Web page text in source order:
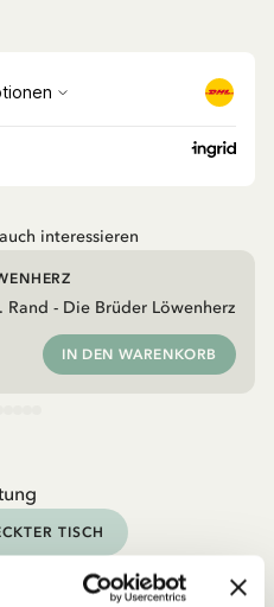
interessieren
Rand - Die Brüder Löwenherz
IN DEN WARENKORB
TISCH